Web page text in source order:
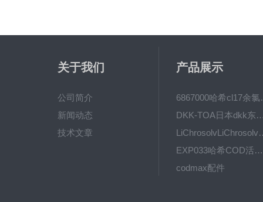
关于我们
公司简介
新闻动态
技术文章
产品展示
6867000
DKK-TOA日本dkk东亚电
EXP033哈希COD活塞泵价格 EXP033
codmax配件